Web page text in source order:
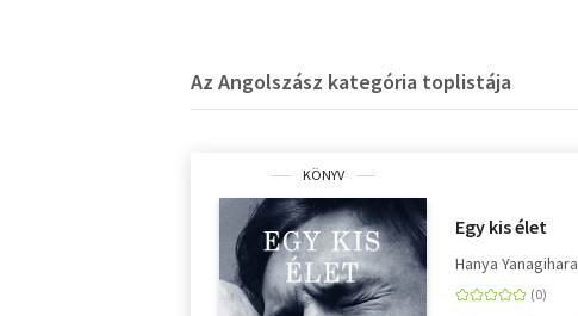
Az Angolszász kategória toplistája
KÖNYV
Egy kis élet
Hanya Yanagihara